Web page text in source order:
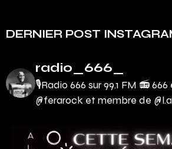
DERNIER POST
radio_666_
🎙Radio 666 sur 99.1 FM 📻666
@ferarock et membre de